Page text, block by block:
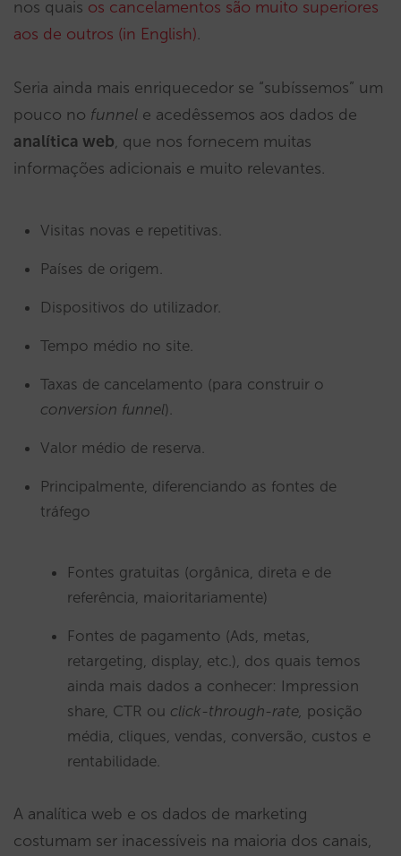
nos quais os cancelamentos são muito superiores
aos de outros (in English).
Seria ainda mais enriquecedor se “subíssemos” um
pouco no funnel e acedêssemos aos dados de
analítica web, que nos fornecem muitas
informações adicionais e muito relevantes.
Visitas novas e repetitivas.
Países de origem.
Dispositivos do utilizador.
Tempo médio no site.
Taxas de cancelamento (para construir o
conversion funnel).
Valor médio de reserva.
Principalmente, diferenciando as fontes de
tráfego
Fontes gratuitas (orgânica, direta e de
referência, maioritariamente)
Fontes de pagamento (Ads, metas,
retargeting, display, etc.), dos quais temos
ainda mais dados a conhecer: Impression
share, CTR ou click-through-rate, posição
média, cliques, vendas, conversão, custos e
rentabilidade.
A analítica web e os dados de marketing
costumam ser inacessíveis na maioria dos canais,